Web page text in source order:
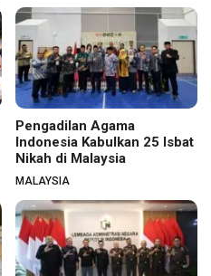
Pengadilan Agama
Indonesia Kabulkan 25 Isbat
Nikah di Malaysia
MALAYSIA